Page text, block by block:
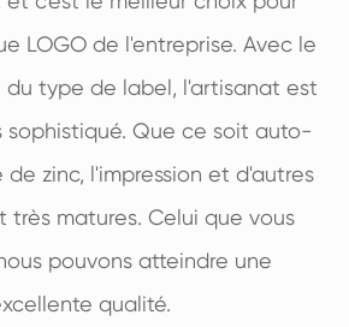
LOGO de l'entreprise. Avec le
type de label, l'artisanat est
sophistiqué. Que ce soit auto-
de zinc, l'impression et d'autres
très matures. Celui que vous
pouvons atteindre une
qualité.